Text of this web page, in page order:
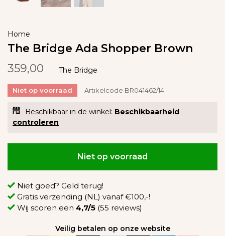
Home
The Bridge Ada Shopper Brown
359,00
The Bridge
Niet op voorraad Artikelcode BR041462/14
Beschikbaar in de winkel: Beschikbaarheid
controleren
Niet op voorraad
Niet goed? Geld terug!
Gratis verzending (NL) vanaf €100,-!
Wij scoren een 4,7/5 (55 reviews)
Veilig betalen op onze website